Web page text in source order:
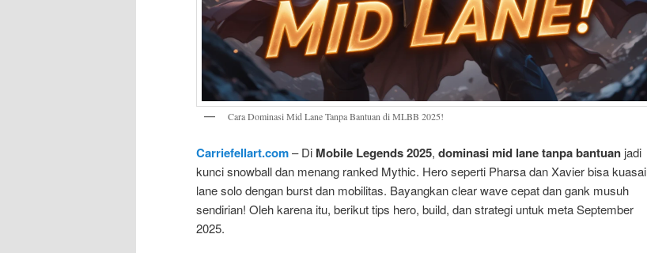
Cara Dominasi Mid Lane Tanpa Bantuan di MLBB 2025!
Carriefellart.com– Di Mobile Legends 2025, dominasi mid lane tanpa bantuan jadi
kunci snowball dan menang ranked Mythic. Hero seperti Pharsa dan Xavier bisa kuasai
lane solo dengan burst dan mobilitas. Bayangkan clear wave cepat dan gank musuh
sendirian! Oleh karena itu, berikut tips hero, build, dan strategi untuk meta September
2025.